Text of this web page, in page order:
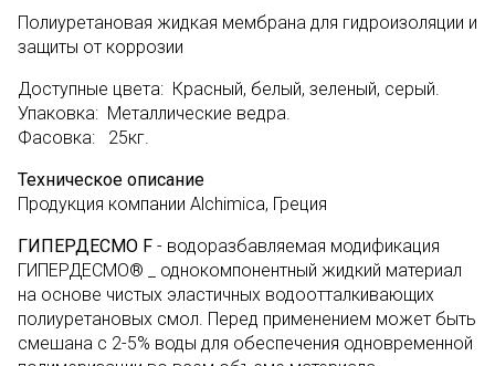
Полиуретановая жидкая мембрана для гидроизоляции и
защиты от коррозии
Доступные цвета: Красный, белый, зеленый, серый.
Упаковка: Металлические ведра.
Фасовка: 25кг.
Техническое описание
Продукция компании Alchimica, Греция
ГИПЕРДЕСМО F - водоразбавляемая модификация
ГИПЕРДЕСМО® _ однокомпонентный жидкий материал
на основе чистых эластичных водоотталкивающих
полиуретановых смол. Перед применением может быть
смешана с 2-5% воды для обеспечения одновременной